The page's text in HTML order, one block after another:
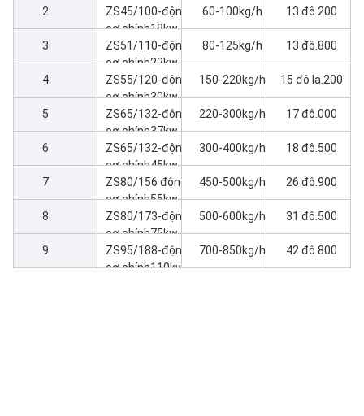
Máy ép
2
ZS45/100-động
cơ chính18kw
Máy ép
60-100kg/h 13 đô.200
3
ZS51/110-động
cơ chính22kw
Máy ép
80-125kg/h 13 đô.800
4
ZS55/120-động
cơ chính30kw
Máy ép
150-220kg/h 15 đô la.200
5
ZS65/132-động
cơ chính37kw
Máy ép
220-300kg/h 17 đô.000
6
ZS65/132-động
cơ chính45kw
Máy ép
300-400kg/h 18 đô.500
7
ZS80/156 động
cơ chính55kw
Máy ép
450-500kg/h 26 đô.900
8
ZS80/173-động
cơ chính75kw
Máy ép
500-600kg/h 31 đô.500
9
ZS95/188-động
cơ chính110kw
700-850kg/h 42 đô.800